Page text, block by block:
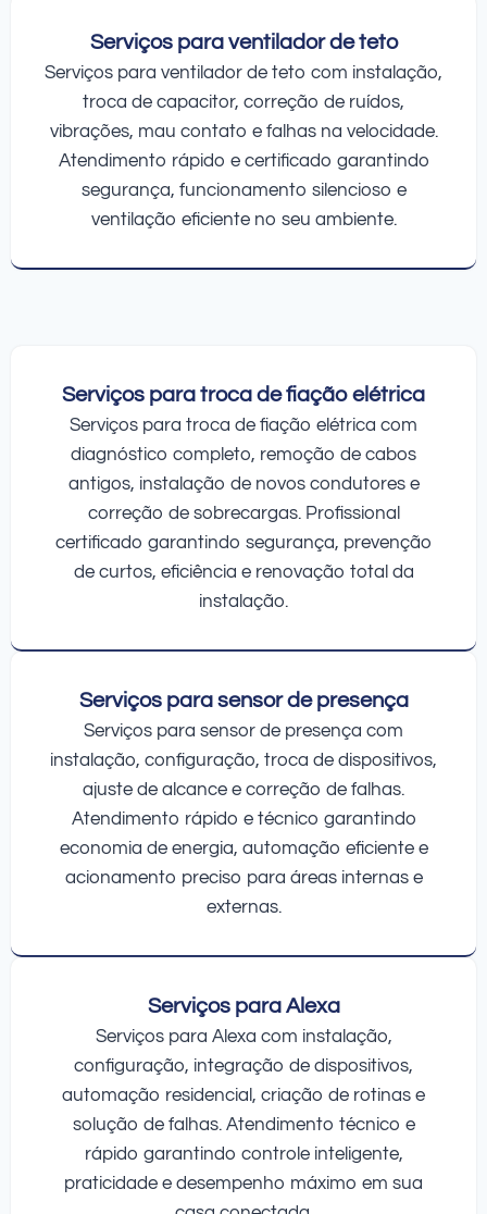
Serviços para ventilador de teto
Serviços para ventilador de teto com instalação,
troca de capacitor, correção de ruídos,
vibrações, mau contato e falhas na velocidade.
Atendimento rápido e certificado garantindo
segurança, funcionamento silencioso e
ventilação eficiente no seu ambiente.
Serviços para troca de fiação elétrica
Serviços para troca de fiação elétrica com
diagnóstico completo, remoção de cabos
antigos, instalação de novos condutores e
correção de sobrecargas. Profissional
certificado garantindo segurança, prevenção
de curtos, eficiência e renovação total da
instalação.
Serviços para sensor de presença
Serviços para sensor de presença com
instalação, configuração, troca de dispositivos,
ajuste de alcance e correção de falhas.
Atendimento rápido e técnico garantindo
economia de energia, automação eficiente e
acionamento preciso para áreas internas e
externas.
Serviços para Alexa
Serviços para Alexa com instalação,
configuração, integração de dispositivos,
automação residencial, criação de rotinas e
solução de falhas. Atendimento técnico e
rápido garantindo controle inteligente,
praticidade e desempenho máximo em sua